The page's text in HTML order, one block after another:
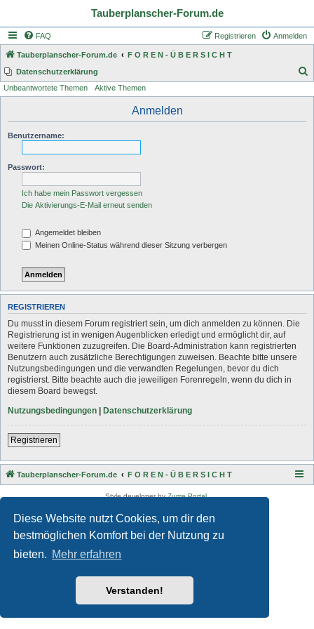
Diese Website nutzt Cookies, um dir den
bestmöglichen Komfort bei der Nutzung zu
bieten. Mehr erfahren
Verstanden!
Tauberplanscher-Forum.de
FAQ Anmelden
Registrieren
Tauberplanscher-Forum.de
F O R E N - Ü B E R S I C H T
Datenschutzerklärung
Unbeantwortete Themen Aktive Themen
Anmelden
Benutzername:
Passwort:
Ich habe mein Passwort vergessen
Die Aktivierungs-E-Mail erneut senden
Angemeldet bleiben
Meinen Online-Status während dieser Sitzung verbergen
REGISTRIEREN
Du musst in diesem Forum registriert sein, um dich anmelden zu können. Die
Registrierung ist in wenigen Augenblicken erledigt und ermöglicht dir, auf
weitere Funktionen zuzugreifen. Die Board-Administration kann registrierten
Benutzern auch zusätzliche Berechtigungen zuweisen. Beachte bitte unsere
Nutzungsbedingungen und die verwandten Regelungen, bevor du dich
registrierst. Bitte beachte auch die jeweiligen Forenregeln, wenn du dich in
diesem Board bewegst.
Nutzungsbedingungen | Datenschutzerklärung
Registrieren
Tauberplanscher-Forum.de F O R E N - Ü B E R S I C H T
Style developer byZuma Portal,
Deutsche Übersetzung durchphpBB.de
Datenschutz
Nutzungsbedingungen